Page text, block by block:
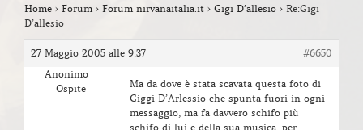
Home › Forum › Forum nirvanaitalia.it › Gigi D’allesio › Re:Gigi
D’allesio
27 Maggio 2005 alle 9:37
#6650
Anonimo
Ospite
Ma da dove è stata scavata questa foto di
Giggi D’Arlessio che spunta fuori in ogni
messaggio, ma fa davvero schifo più
schifo di lui e della sua musica, per